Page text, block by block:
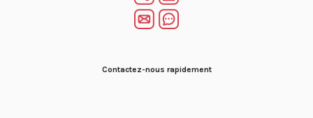
Contactez-nous rapidement